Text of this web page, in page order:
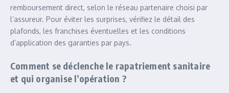
remboursement direct, selon le réseau partenaire choisi par
l’assureur. Pour éviter les surprises, vérifiez le détail des
plafonds, les franchises éventuelles et les conditions
d’application des garanties par pays.
Comment se déclenche le rapatriement sanitaire
et qui organise l’opération ?